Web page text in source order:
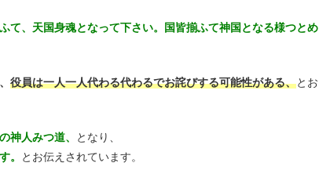
て、天国身魂となって下さい。国皆揃ふて神国となる様つとめ
役員は一人一人代わる代わるでお詫びする可能性がある、とお
神人みつ道、
となり、
。
とお伝えされています。